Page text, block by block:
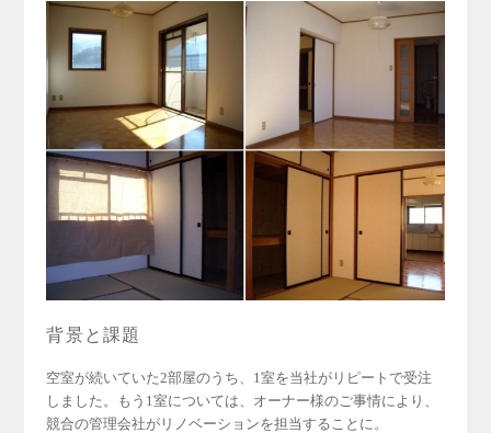
背景と課題
空室が続いていた2部屋のうち、1室を当社がリピートで受注
しました。もう1室については、オーナー様のご事情により、
競合の管理会社がリノベーションを担当することに。